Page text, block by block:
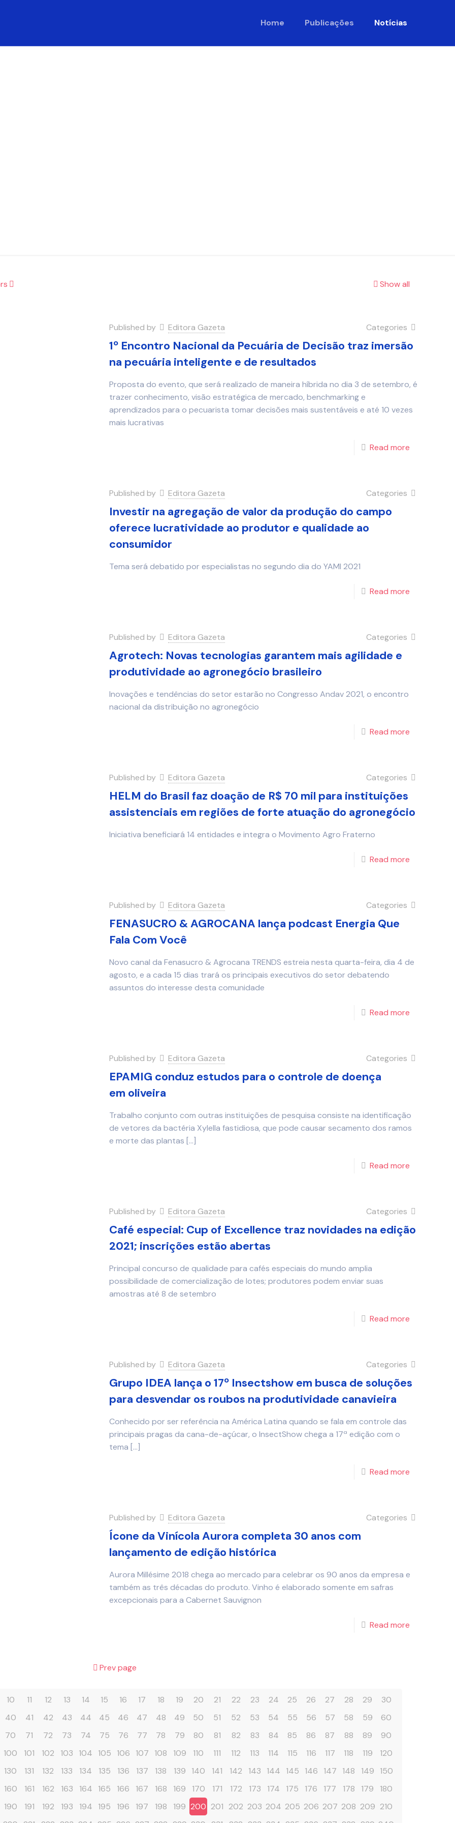
Home Publicações Notícias
Show all
Published by Editora Gazeta Categories
1º Encontro Nacional da Pecuária de Decisão traz imersão
na pecuária inteligente e de resultados
Proposta do evento, que será realizado de maneira híbrida no dia 3 de setembro, é
trazer conhecimento, visão estratégica de mercado, benchmarking e
aprendizados para o pecuarista tomar decisões mais sustentáveis e até 10 vezes
mais lucrativas
Read more
Published by Editora Gazeta Categories
Investir na agregação de valor da produção do campo
oferece lucratividade ao produtor e qualidade ao
consumidor
Tema será debatido por especialistas no segundo dia do YAMI 2021
Read more
Published by Editora Gazeta Categories
Agrotech: Novas tecnologias garantem mais agilidade e
produtividade ao agronegócio brasileiro
Inovações e tendências do setor estarão no Congresso Andav 2021, o encontro
nacional da distribuição no agronegócio
Read more
Published by Editora Gazeta Categories
HELM do Brasil faz doação de R$ 70 mil para instituições
assistenciais em regiões de forte atuação do agronegócio
Iniciativa beneficiará 14 entidades e integra o Movimento Agro Fraterno
Read more
Published by Editora Gazeta Categories
FENASUCRO & AGROCANA lança podcast Energia Que
Fala Com Você
Novo canal da Fenasucro & Agrocana TRENDS estreia nesta quarta-feira, dia 4 de
agosto, e a cada 15 dias trará os principais executivos do setor debatendo
assuntos do interesse desta comunidade
Read more
Published by Editora Gazeta Categories
EPAMIG conduz estudos para o controle de doença
em oliveira
Trabalho conjunto com outras instituições de pesquisa consiste na identificação
de vetores da bactéria Xylella fastidiosa, que pode causar secamento dos ramos
e morte das plantas […]
Read more
Published by Editora Gazeta Categories
Café especial: Cup of Excellence traz novidades na edição
2021; inscrições estão abertas
Principal concurso de qualidade para cafés especiais do mundo amplia
possibilidade de comercialização de lotes; produtores podem enviar suas
amostras até 8 de setembro
Read more
Published by Editora Gazeta Categories
Grupo IDEA lança o 17º Insectshow em busca de soluções
para desvendar os roubos na produtividade canavieira
Conhecido por ser referência na América Latina quando se fala em controle das
principais pragas da cana-de-açúcar, o InsectShow chega a 17ª edição com o
tema […]
Read more
Published by Editora Gazeta Categories
Ícone da Vinícola Aurora completa 30 anos com
lançamento de edição histórica
Aurora Millésime 2018 chega ao mercado para celebrar os 90 anos da empresa e
também as três décadas do produto. Vinho é elaborado somente em safras
excepcionais para a Cabernet Sauvignon
Read more
Prev page
10 11 12 13 14 15 16 17 18 19 20 21 22 23 24 25 26 27 28 29
30
40 41 42 43 44 45 46 47 48 49 50 51 52 53 54 55 56 57 58 59
60
70 71 72 73 74 75 76 77 78 79 80 81 82 83 84 85 86 87 88 89
90
100 101 102 103 104 105 106 107 108 109 110 111 112 113 114 115 116 117 118 119
120
130 131 132 133 134 135 136 137 138 139 140 141 142 143 144 145 146 147 148 149
150
160 161 162 163 164 165 166 167 168 169 170 171 172 173 174 175 176 177 178 179
180
190 191 192 193 194 195 196 197 198 199 200 201 202 203 204 205 206 207 208 209 210